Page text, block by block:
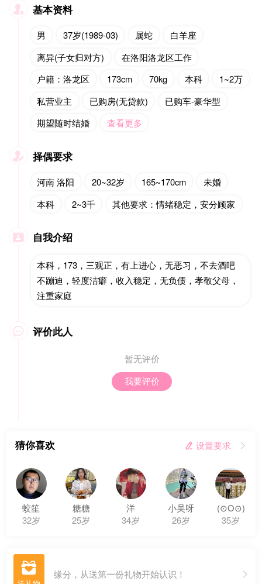
 基本资料
男 37岁(1989-03) 属蛇
白羊座
离异(子女归对方)
在洛阳洛龙区工作
户籍：洛龙区
173cm 70kg 本科
1~2万
私营业主
已购房(无贷款)
已购车-豪华型
期望随时结婚
查看更多
 择偶要求
河南 洛阳 20~32岁 165~170cm
未婚
本科
2~3千 其他要求：情绪稳定，安分顾家
 自我介绍
本科，173，三观正，有上进心，无恶习，不去酒吧
不蹦迪，轻度洁癖，收入稳定，无负债，孝敬父母，
注重家庭
 评价此人
暂无评价
我要评价
猜你喜欢  设置要求 
蛟笙
32岁
糖糖
25岁
洋
34岁
小吴呀
26岁
(⊙O⊙)
35岁
 缘分，从送第一份礼物开始认识！